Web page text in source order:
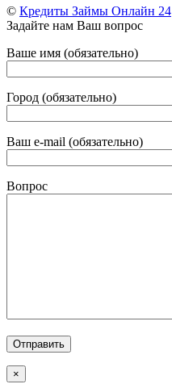
© Кредиты Займы Онлайн 24
Задайте нам Ваш вопрос
Ваше имя (обязательно)
Город (обязательно)
Ваш e-mail (обязательно)
Вопрос
×